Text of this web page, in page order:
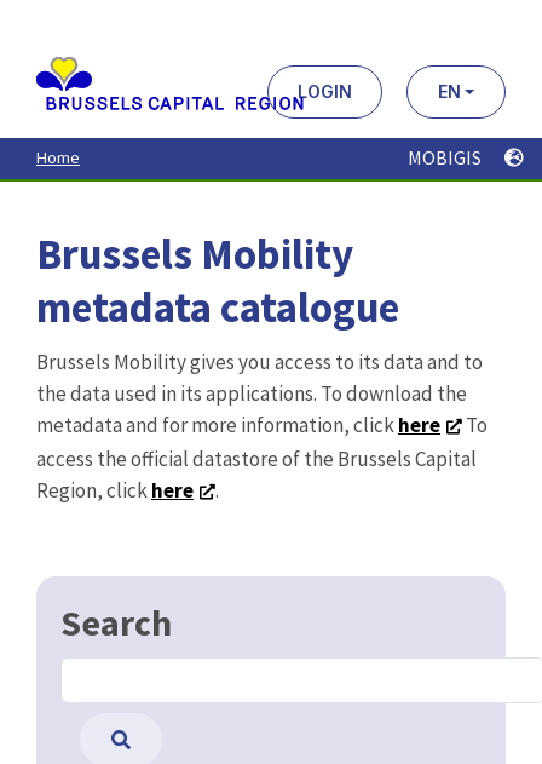
contenu
principal
LOGIN EN
Home MOBIGIS
Brussels Mobility
metadata catalogue
Brussels Mobility gives you access to its data and to
the data used in its applications. To download the
metadata and for more information, clickhere
To
access the official datastore of the Brussels Capital
Region, clickhere .
Search